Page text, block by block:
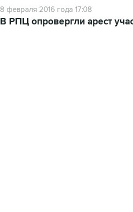
8 февраля 2016 года 17:08
В РПЦ опровергли арест